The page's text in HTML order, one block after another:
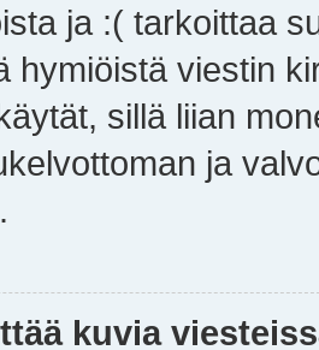
ja :( tarkoittaa
hymiöistä viestin
sillä liian
ja
kuvia